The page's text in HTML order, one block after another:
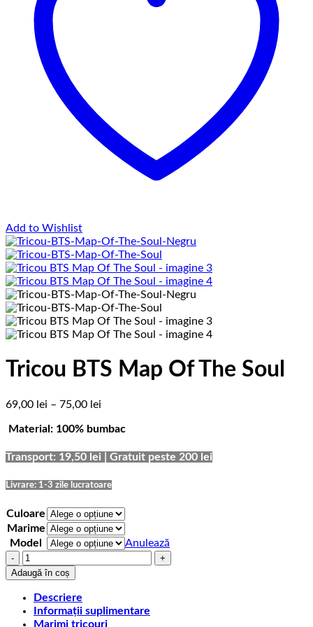
Add to Wishlist
Tricou BTS Map Of The Soul
69,00 lei – 75,00 lei
prețuri:
până
75,00 lei
Material: 100% bumbac
Transport: 19,50 lei | Gratuit peste 200 lei
Livrare: 1-3 zile lucratoare
Culoare
Marime
Model
Anulează
Cantitate
Tricou
BTS
Map
Of
The
Adaugă în coș
Descriere
Informații suplimentare
Marimi tricouri